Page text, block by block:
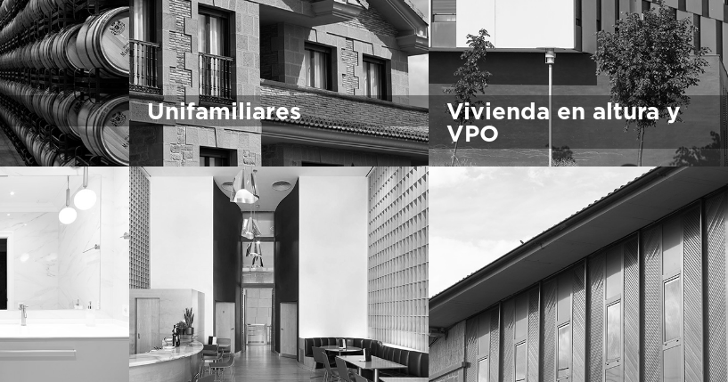
Unifamiliares
Vivienda en altura y
VPO